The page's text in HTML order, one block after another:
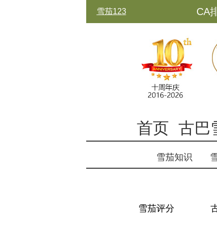
雪茄123 CA
古
首页 古巴
雪茄知识
雪茄评分